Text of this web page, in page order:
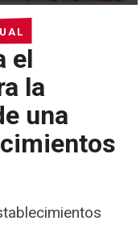
el
la
una